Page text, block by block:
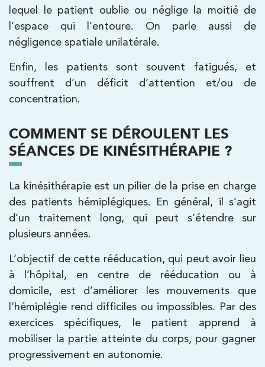
lequel le patient oublie ou néglige la moitié de
l’espace qui l’entoure. On parle aussi de
négligence spatiale unilatérale.
Enfin, les patients sont souvent fatigués, et
souffrent d’un déficit d’attention et/ou de
concentration.
COMMENT SE DÉROULENT LES
SÉANCES DE KINÉSITHÉRAPIE ?
La kinésithérapie est un pilier de la prise en charge
des patients hémiplégiques. En général, il s’agit
d’un traitement long, qui peut s’étendre sur
plusieurs années.
L’objectif de cette rééducation, qui peut avoir lieu
à l’hôpital, en centre de rééducation ou à
domicile, est d’améliorer les mouvements que
l’hémiplégie rend difficiles ou impossibles. Par des
exercices spécifiques, le patient apprend à
mobiliser la partie atteinte du corps, pour gagner
progressivement en autonomie.
5 Rue Monge 92170 Vanves
01 46 44 33 92
PRENDRE RDV
199 Bd Saint-Germain 75007 Paris
199 Bd Saint-Germain 75007 Paris
01 43 25 10 20
PRENDRE RDV
PRENDRE RDV
Kinésithérapie
IK Bois Colombes – 92
1 Rue Mertens 92600 Bois-Colombes
1 Rue Mertens 92600 Bois-Colombes
01 43 50 50 81
PRENDRE RDV
PRENDRE RDV
Kinésithérapie